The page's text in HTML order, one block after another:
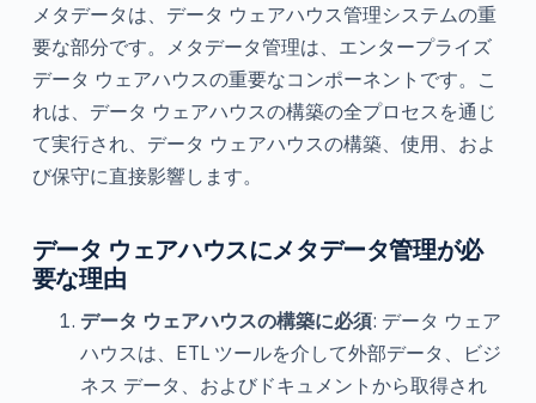
メタデータは、データ ウェアハウス管理システムの重
要な部分です。メタデータ管理は、エンタープライズ
データ ウェアハウスの重要なコンポーネントです。こ
れは、データ ウェアハウスの構築の全プロセスを通じ
て実行され、データ ウェアハウスの構築、使用、およ
び保守に直接影響します。
データ ウェアハウスにメタデータ管理が必
要な理由
データ ウェアハウスの構築に必須: データ ウェア
ハウスは、ETL ツールを介して外部データ、ビジ
ネス データ、およびドキュメントから取得され